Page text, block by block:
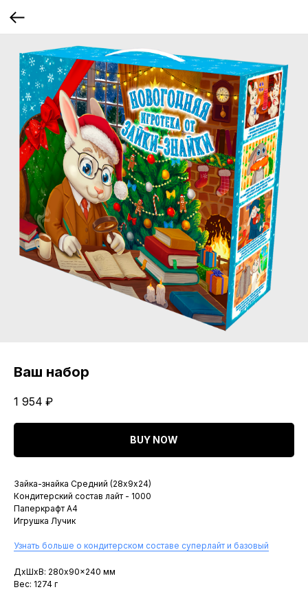
Ваш набор
1 954 ₽
BUY NOW
Зайка-знайка Средний (28х9х24)
Кондитерский состав лайт - 1000
Паперкрафт A4
Игрушка Лучик
Узнать больше о кондитерском составе суперлайт и базовый
ДxШxВ: 280x90x240 мм
Вес: 1274 г